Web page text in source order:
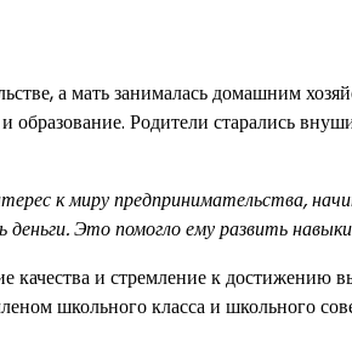
а мать занималась домашним
образование. Родители старались
к миру предпринимательства,
Это помогло ему развить
и стремление к достижению
школьного класса и школьного